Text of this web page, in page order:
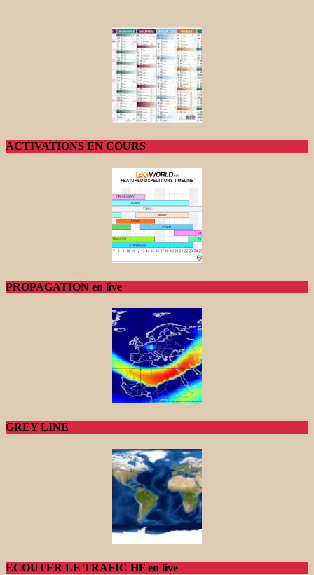
ACTIVATIONS EN COURS
PROPAGATION en live
GREY LINE
ECOUTER LE TRAFIC HF en live